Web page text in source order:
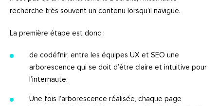
recherche très souvent un contenu lorsqu’il navigue.
La première étape est donc :
de codéfnir, entre les équipes UX et SEO une
arborescence qui se doit d’être claire et intuitive pour
l’internaute.
Une fois l’arborescence réalisée, chaque page